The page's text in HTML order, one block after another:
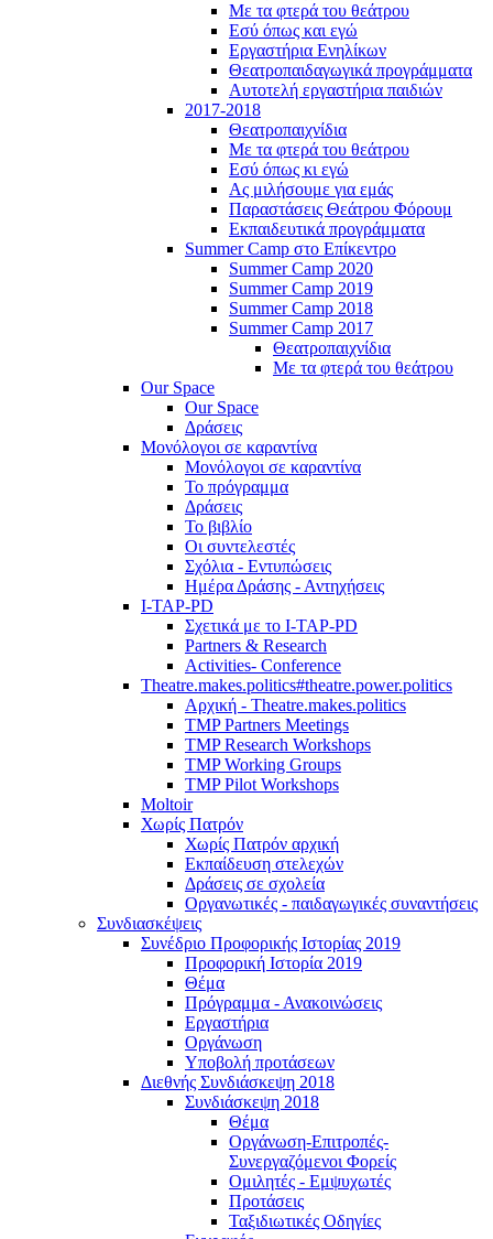
Με τα φτερά του θεάτρου
Εσύ όπως και εγώ
Εργαστήρια Ενηλίκων
Θεατροπαιδαγωγικά προγράμματα
Αυτοτελή εργαστήρια παιδιών
2017-2018
Θεατροπαιχνίδια
Με τα φτερά του θεάτρου
Εσύ όπως κι εγώ
Ας μιλήσουμε για εμάς
Παραστάσεις Θεάτρου Φόρουμ
Εκπαιδευτικά προγράμματα
Summer Camp στο Επίκεντρο
Summer Camp 2020
Summer Camp 2019
Summer Camp 2018
Summer Camp 2017
Θεατροπαιχνίδια
Με τα φτερά του θεάτρου
Our Space
Our Space
Δράσεις
Μονόλογοι σε καραντίνα
Μονόλογοι σε καραντίνα
Το πρόγραμμα
Δράσεις
Το βιβλίο
Οι συντελεστές
Σχόλια - Εντυπώσεις
Ημέρα Δράσης - Αντηχήσεις
I-TAP-PD
Σχετικά με το I-TAP-PD
Partners & Research
Activities- Conference
Theatre.makes.politics#theatre.power.politics
Αρχική - Theatre.makes.politics
TMP Partners Meetings
TMP Research Workshops
TMP Working Groups
TMP Pilot Workshops
Moltoir
Χωρίς Πατρόν
Χωρίς Πατρόν αρχική
Εκπαίδευση στελεχών
Δράσεις σε σχολεία
Οργανωτικές - παιδαγωγικές συναντήσεις
Συνδιασκέψεις
Συνέδριο Προφορικής Ιστορίας 2019
Προφορική Ιστορία 2019
Θέμα
Πρόγραμμα - Ανακοινώσεις
Εργαστήρια
Οργάνωση
Υποβολή προτάσεων
Διεθνής Συνδιάσκεψη 2018
Συνδιάσκεψη 2018
Θέμα
Οργάνωση-Επιτροπές-
Συνεργαζόμενοι Φορείς
Ομιλητές - Εμψυχωτές
Προτάσεις
Ταξιδιωτικές Οδηγίες